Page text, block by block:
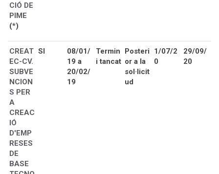
CIÓ DE
PIME
(*)
CREAT
EC-CV.
SUBVE
NCION
S PER
A
CREAC
IÓ
D'EMP
RESES
DE
BASE
SI
08/01/
19 a
20/02/
19
Termin
i tancat
Posteri
or a la
sol·licit
ud
1/07/2
0
29/09/
20